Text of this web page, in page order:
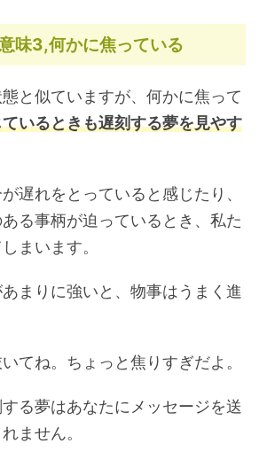
味3,何かに焦っている
と似ていますが、何かに焦って
いるときも遅刻する夢を見やす
遅れをとっていると感じたり、
る事柄が迫っているとき、私た
まいます。
まりに強いと、物事はうまく進
てね。ちょっと焦りすぎだよ。
る夢はあなたにメッセージを送
ません。